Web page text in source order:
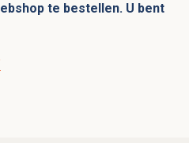
te bestellen. U bent